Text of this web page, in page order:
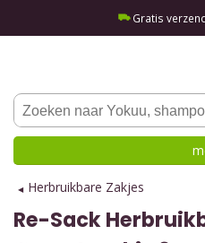
Gratis
Herbruikbare Zakjes
Re-Sack